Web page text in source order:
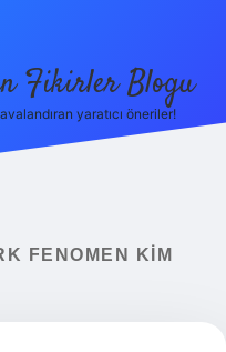
Fikirler Blogu
yaratıcı öneriler!
FENOMEN KIM